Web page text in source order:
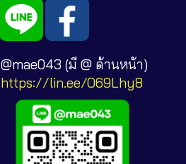
@mae043 (มี @ ด้านหน้า)
https://lin.ee/O69Lhy8